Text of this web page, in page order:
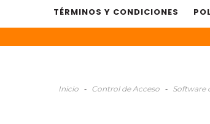
TÉRMINOS Y CONDICIONES
Inicio - Control de Acceso - Software